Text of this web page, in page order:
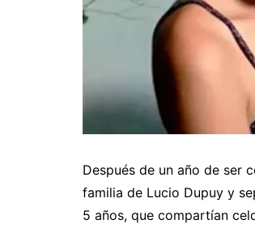
Después de un año de ser
familia de Lucio Dupuy y
5 años, que compartían